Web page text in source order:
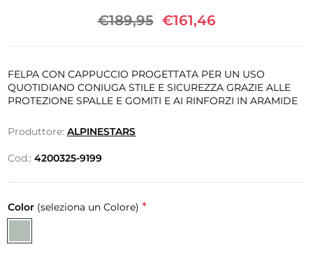
€189,95 €161,46
FELPA CON CAPPUCCIO PROGETTATA PER UN USO
QUOTIDIANO CONIUGA STILE E SICUREZZA GRAZIE ALLE
PROTEZIONE SPALLE E GOMITI E AI RINFORZI IN ARAMIDE
Produttore: ALPINESTARS
Cod.: 4200325-9199
Color (seleziona un Colore) *